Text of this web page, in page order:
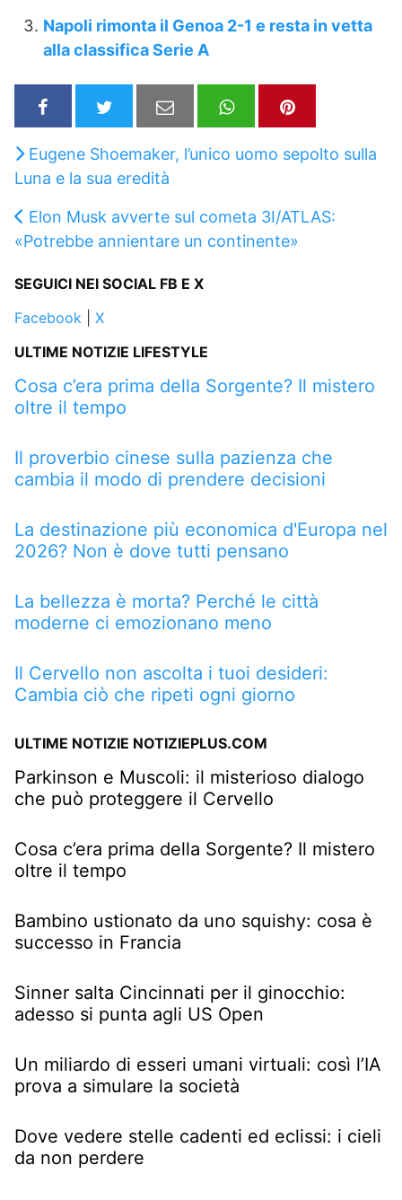
Napoli rimonta il Genoa 2-1 e resta in vetta
alla classifica Serie A
Eugene Shoemaker, l’unico uomo sepolto sulla
Luna e la sua eredità
Elon Musk avverte sul cometa 3I/ATLAS:
«Potrebbe annientare un continente»
SEGUICI NEI SOCIAL FB E X
Facebook
X
ULTIME NOTIZIE LIFESTYLE
Cosa c’era prima della Sorgente? Il mistero
oltre il tempo
Il proverbio cinese sulla pazienza che
cambia il modo di prendere decisioni
La destinazione più economica d'Europa nel
2026? Non è dove tutti pensano
La bellezza è morta? Perché le città
moderne ci emozionano meno
Il Cervello non ascolta i tuoi desideri:
Cambia ciò che ripeti ogni giorno
ULTIME NOTIZIE NOTIZIEPLUS.COM
Parkinson e Muscoli: il misterioso dialogo
che può proteggere il Cervello
Cosa c’era prima della Sorgente? Il mistero
oltre il tempo
Bambino ustionato da uno squishy: cosa è
successo in Francia
Sinner salta Cincinnati per il ginocchio:
adesso si punta agli US Open
Un miliardo di esseri umani virtuali: così l’IA
prova a simulare la società
Dove vedere stelle cadenti ed eclissi: i cieli
da non perdere